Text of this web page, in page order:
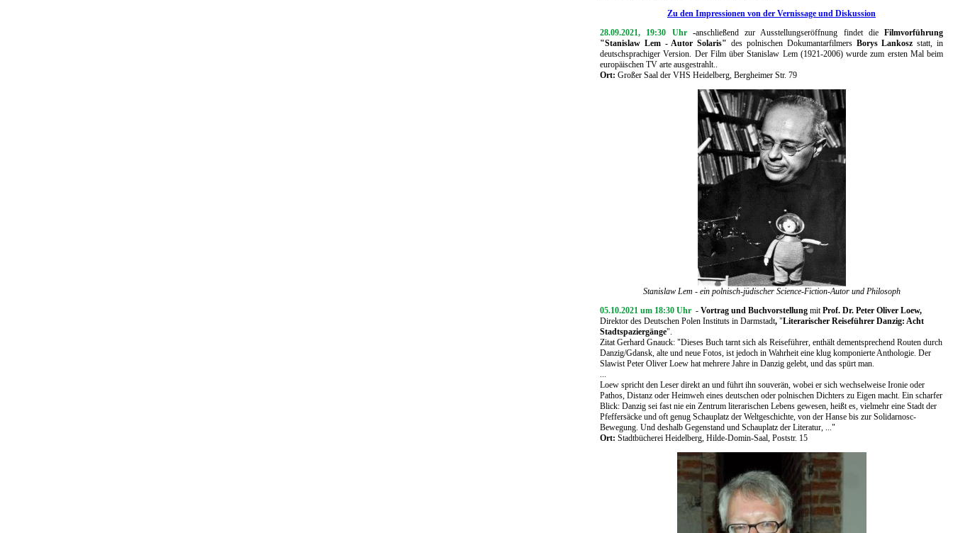
Zu den Impressionen von der Vernissage und Diskussion
28.09.2021, 19:30 Uhr-anschließend zur Ausstellungseröffnung findet dieFilmvorführung
"Stanislaw Lem - Autor Solaris" des polnischen Dokumantarfilmers Borys Lankoszstatt, in
deutschsprachiger Version. Der Film über Stanislaw Lem (1921-2006) wurde zum ersten Mal beim
europäischen TV arte ausgestrahlt..
Ort: Großer Saal der VHS Heidelberg, Bergheimer Str. 79
Stanislaw Lem - ein polnisch-jüdischer Science-Fiction-Autor und Philosoph
05.10.2021 um 18:30 Uhr - Vortrag und Buchvorstellung mitProf. Dr. Peter Oliver Loew,
Direktor des Deutschen Polen Instituts in Darmstadt, "Literarischer Reiseführer Danzig: Acht
Stadtspaziergänge".
Zitat Gerhard Gnauck: "Dieses Buch tarnt sich als Reiseführer, enthält dementsprechend Routen durch
Danzig/Gdansk, alte und neue Fotos, ist jedoch in Wahrheit eine klug komponierte Anthologie. Der
Slawist Peter Oliver Loew hat mehrere Jahre in Danzig gelebt, und das spürt man.
...
Loew spricht den Leser direkt an und führt ihn souverän, wobei er sich wechselweise Ironie oder
Pathos, Distanz oder Heimweh eines deutschen oder polnischen Dichters zu Eigen macht. Ein scharfer
Blick: Danzig sei fast nie ein Zentrum literarischen Lebens gewesen, heißt es, vielmehr eine Stadt der
Pfeffersäcke und oft genug Schauplatz der Weltgeschichte, von der Hanse bis zur Solidarnosc-
Bewegung. Und deshalb Gegenstand und Schauplatz der Literatur, ..."
Ort: Stadtbücherei Heidelberg, Hilde-Domin-Saal, Poststr. 15